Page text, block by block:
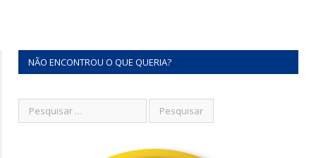
NÃO ENCONTROU O QUE QUERIA?